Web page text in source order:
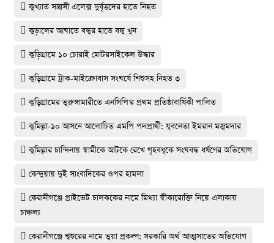
কুখ্যাত সন্ত্রাসী এলেক্স দুর্বৃত্তদের হাতে নিহত
কুড়ালের আঘাতে বন্ধুর হাতে বন্ধু খুন
কুড়িগ্রামে ১০ চোরাই মোটরসাইকেল উদ্ধার
কুড়িগ্রামে ট্রাক-মাইক্রোবাস সংঘর্ষে শিশুসহ নিহত ৩
কুড়িগ্রামের ভুরুঙ্গামারীতে এনসিপি'র প্রথম প্রতিষ্ঠাবার্ষিকী পালিত
কুমিল্লা-১০ আসনে আলোচিত এমপি পদপ্রার্থী: যুবনেতা ইমরান মজুমদার
কুমিল্লার চান্দিনায় স্বামীকে আটকে রেখে গৃহবধূকে সংঘবদ্ধ ধর্ষণের অভিযোগ
কেন্দুয়ায় দুই সাংবাদিকের ওপর হামলা
কেরানীগঞ্জে প্রাইভেট চালককের নামে মিথ্যা স্বীকারোক্তি নিয়ে এলাকায়
চাঞ্চল্য
কেরানীগঞ্জে শ্বশুরের নামে ভুয়া প্রকল্প: সরকারি অর্থ আত্মসাতের অভিযোগ